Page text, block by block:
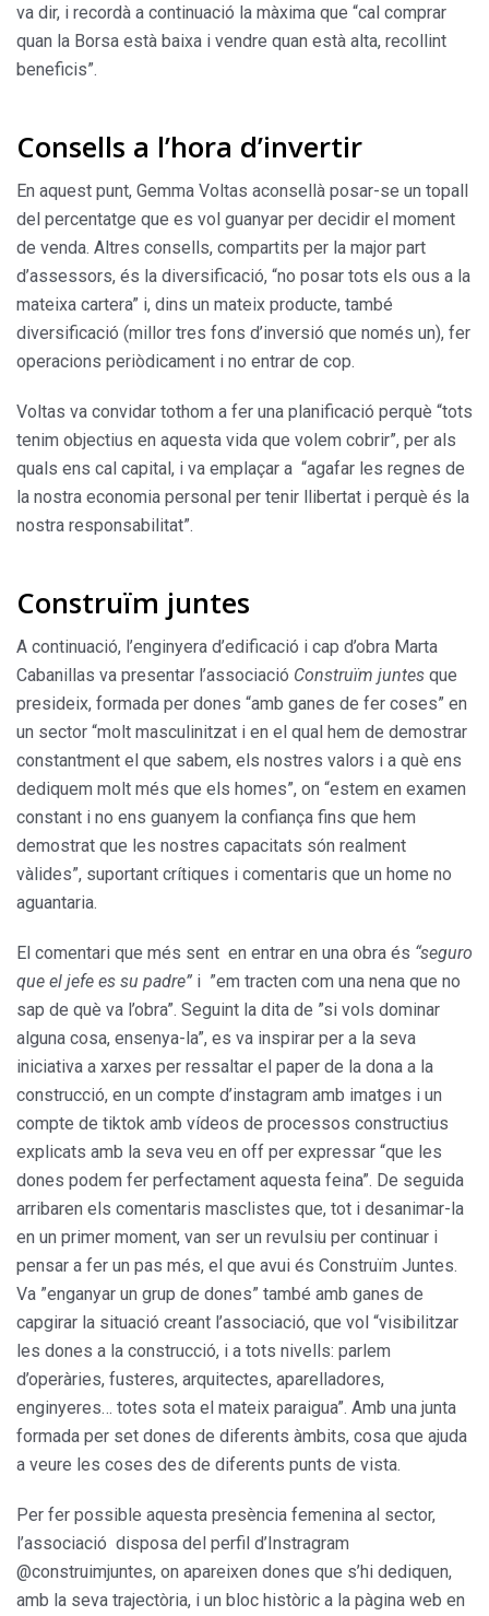
va dir, i recordà a continuació la màxima que “cal comprar
quan la Borsa està baixa i vendre quan està alta, recollint
beneficis”.
Consells a l’hora d’invertir
En aquest punt, Gemma Voltas aconsellà posar-se un topall
del percentatge que es vol guanyar per decidir el moment
de venda. Altres consells, compartits per la major part
d’assessors, és la diversificació, “no posar tots els ous a la
mateixa cartera” i, dins un mateix producte, també
diversificació (millor tres fons d’inversió que només un), fer
operacions periòdicament i no entrar de cop.
Voltas va convidar tothom a fer una planificació perquè “tots
tenim objectius en aquesta vida que volem cobrir”, per als
quals ens cal capital, i va emplaçar a “agafar les regnes de
la nostra economia personal per tenir llibertat i perquè és la
nostra responsabilitat”.
Construïm juntes
A continuació, l’enginyera d’edificació i cap d’obra Marta
Cabanillas va presentar l’associació Construïm juntes que
presideix, formada per dones “amb ganes de fer coses” en
un sector “molt masculinitzat i en el qual hem de demostrar
constantment el que sabem, els nostres valors i a què ens
dediquem molt més que els homes”, on “estem en examen
constant i no ens guanyem la confiança fins que hem
demostrat que les nostres capacitats són realment
vàlides”, suportant crítiques i comentaris que un home no
aguantaria.
El comentari que més sent en entrar en una obra és “seguro
que el jefe es su padre” i ”em tracten com una nena que no
sap de què va l’obra”. Seguint la dita de ”si vols dominar
alguna cosa, ensenya-la”, es va inspirar per a la seva
iniciativa a xarxes per ressaltar el paper de la dona a la
construcció, en un compte d’instagram amb imatges i un
compte de tiktok amb vídeos de processos constructius
explicats amb la seva veu en off per expressar “que les
dones podem fer perfectament aquesta feina”. De seguida
arribaren els comentaris masclistes que, tot i desanimar-la
en un primer moment, van ser un revulsiu per continuar i
pensar a fer un pas més, el que avui és Construïm Juntes.
Va ”enganyar un grup de dones” també amb ganes de
capgirar la situació creant l’associació, que vol “visibilitzar
les dones a la construcció, i a tots nivells: parlem
d’operàries, fusteres, arquitectes, aparelladores,
enginyeres… totes sota el mateix paraigua”. Amb una junta
formada per set dones de diferents àmbits, cosa que ajuda
a veure les coses des de diferents punts de vista.
Per fer possible aquesta presència femenina al sector,
l’associació disposa del perfil d’Instragram
@construimjuntes, on apareixen dones que s’hi dediquen,
amb la seva trajectòria, i un bloc històric a la pàgina web en